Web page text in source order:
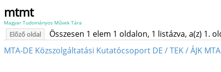
mtmt
Magyar Tudományos Művek Tára
Előző oldal
Összesen 1 elem 1 oldalon, 1 listázva, a(z) 1.
MTA-DE Közszolgáltatási Kutatócsoport DE / TEK / ÁJK